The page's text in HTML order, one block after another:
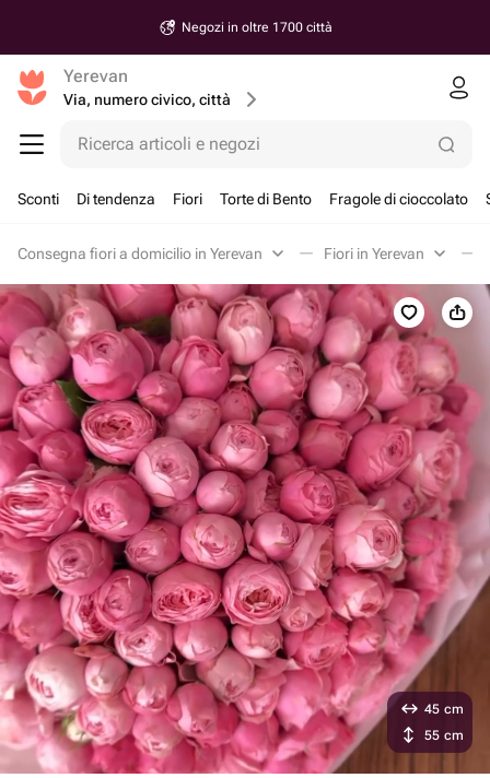
Negozi in oltre 1700 città
Yerevan
Via, numero civico, città
Ricerca articoli e negozi
Sconti Di tendenza Fiori Torte di Bento Fragole di cioccolato
Consegna fiori a domicilio in Yerevan Fiori in Yerevan
45 cm
55 cm